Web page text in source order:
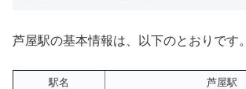
芦屋駅の基本情報は、以下のとおりです。
駅名
芦屋駅